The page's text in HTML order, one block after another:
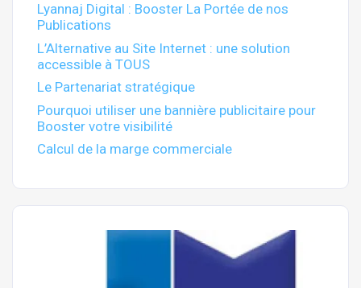
Lyannaj Digital : Booster La Portée de nos
Publications
L’Alternative au Site Internet : une solution
accessible à TOUS
Le Partenariat stratégique
Pourquoi utiliser une bannière publicitaire pour
Booster votre visibilité
Calcul de la marge commerciale